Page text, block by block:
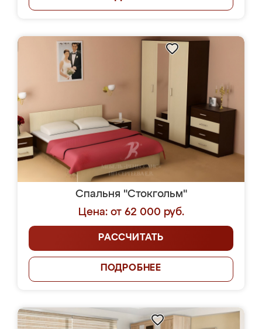
Спальня "Стокгольм"
Цена: от 62 000 руб.
РАССЧИТАТЬ
ПОДРОБНЕЕ